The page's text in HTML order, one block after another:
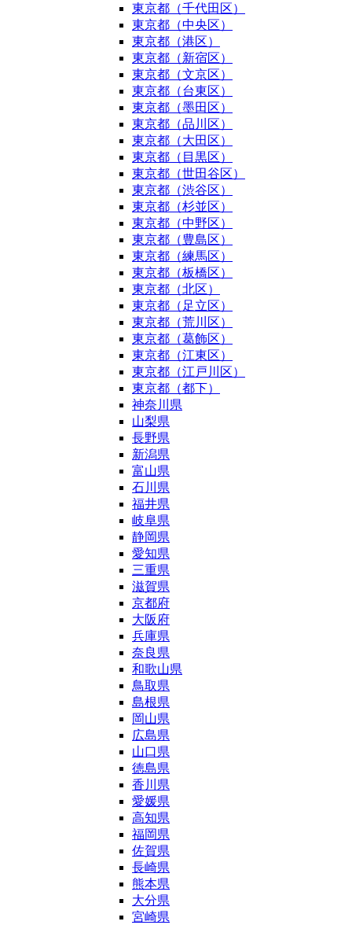
東京都（千代田区）
東京都（中央区）
東京都（港区）
東京都（新宿区）
東京都（文京区）
東京都（台東区）
東京都（墨田区）
東京都（品川区）
東京都（大田区）
東京都（目黒区）
東京都（世田谷区）
東京都（渋谷区）
東京都（杉並区）
東京都（中野区）
東京都（豊島区）
東京都（練馬区）
東京都（板橋区）
東京都（北区）
東京都（足立区）
東京都（荒川区）
東京都（葛飾区）
東京都（江東区）
東京都（江戸川区）
東京都（都下）
神奈川県
山梨県
長野県
新潟県
富山県
石川県
福井県
岐阜県
静岡県
愛知県
三重県
滋賀県
京都府
大阪府
兵庫県
奈良県
和歌山県
鳥取県
島根県
岡山県
広島県
山口県
徳島県
香川県
愛媛県
高知県
福岡県
佐賀県
長崎県
熊本県
大分県
宮崎県